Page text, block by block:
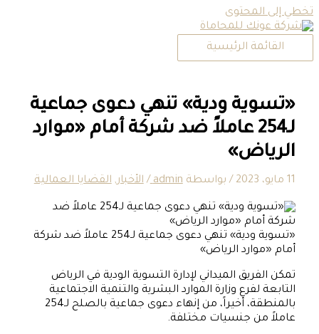
تخطي إلى المحتوى
القائمة الرئيسية
«تسوية ودية» تنهي دعوى جماعية
لـ254 عاملاً ضد شركة أمام «موارد
الرياض»
11 مايو، 2023 / بواسطة admin
/الأخبار,القضايا العمالية
«تسوية ودية» تنهي دعوى جماعية لـ254 عاملاً ضد شركة
أمام «موارد الرياض»
تمكن الفريق الميداني لإدارة التسوية الودية في الرياض
التابعة لفرع وزارة الموارد البشرية والتنمية الاجتماعية
بالمنطقة، أخيراً، من إنهاء دعوى جماعية بالصلح لـ254
عاملاً من جنسيات مختلفة.